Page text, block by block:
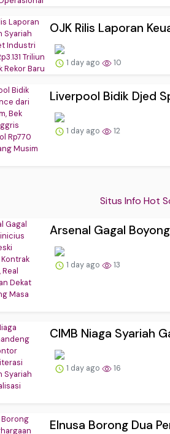
OJK Rilis Laporan
1 day ago 10
Liverpool Bidik Djed
1 day ago 12
Situs Info Hot
Arsenal Gagal
1 day ago 13
CIMB Niaga Syariah
1 day ago 16
Elnusa Borong Dua